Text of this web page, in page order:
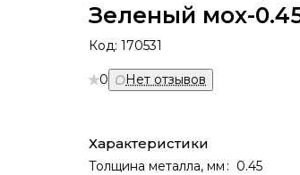
Зеленый мох-
Код:170531
0 Нет отзывов
Характеристики
Толщина металла, мм : 0.45